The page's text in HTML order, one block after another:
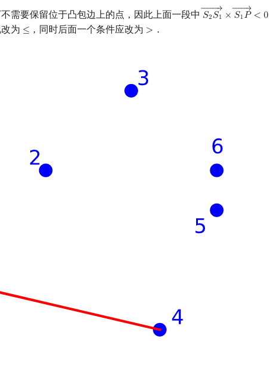
需要保留位于凸包边上的点，因此上面一段中←←←←←←→
𝑆2𝑆1 ×←←←←←→
𝑆1𝑃 < 0
S2S1 → ×S1P→< 0
为 ≤
≤ ，同时后面一个条件应改为 >
> ．